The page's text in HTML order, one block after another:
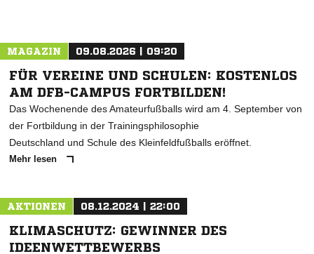
MAGAZIN 09.08.2026 | 09:20
FÜR VEREINE UND SCHULEN: KOSTENLOS
AM DFB-CAMPUS FORTBILDEN!
Das Wochenende des Amateurfußballs wird am 4. September von
der Fortbildung in der Trainingsphilosophie
Deutschland und Schule des Kleinfeldfußballs eröffnet.
Mehr lesen
AKTIONEN 08.12.2024 | 22:00
KLIMASCHUTZ: GEWINNER DES
IDEENWETTBEWERBS